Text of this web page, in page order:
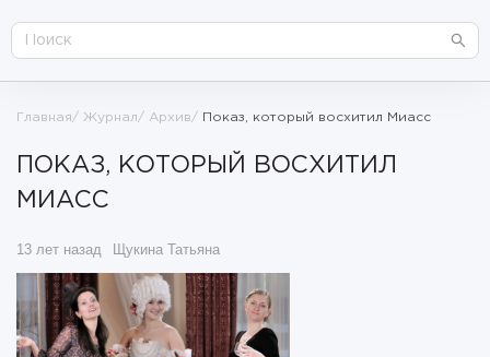
Главная Журнал Архив Показ, который восхитил Миасс
ПОКАЗ, КОТОРЫЙ ВОСХИТИЛ
МИАСС
13 лет назад Щукина Татьяна